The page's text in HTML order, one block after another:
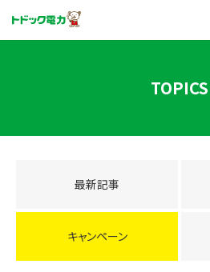
TOPICS
最新記事
キャンペーン